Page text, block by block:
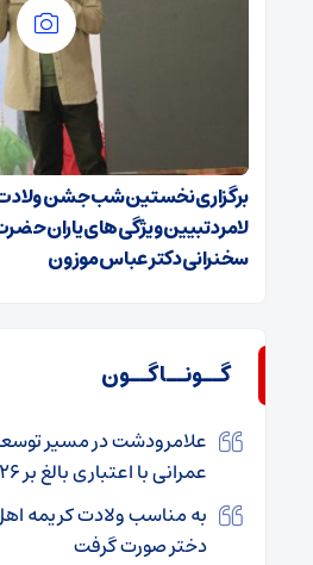
برگزاری نخستین شب جشن ولادت
لامرد تبیین ویژگی‌های یاران
سخنرانی دکتر عباس موزون
گــونــاگــون
عمرانی با اعتباری بالغ بر ۲۶ میلیارد تومان
به مناسب ولادت کریمه
دختر صورت گرفت